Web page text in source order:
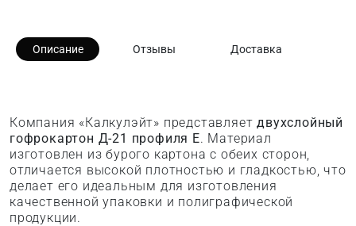
Описание Отзывы Доставка
Компания «Калкулэйт» представляетдвухслойный
гофрокартон Д-21 профиля E. Материал
изготовлен из бурого картона с обеих сторон,
отличается высокой плотностью и гладкостью, что
делает его идеальным для изготовления
качественной упаковки и полиграфической
продукции.